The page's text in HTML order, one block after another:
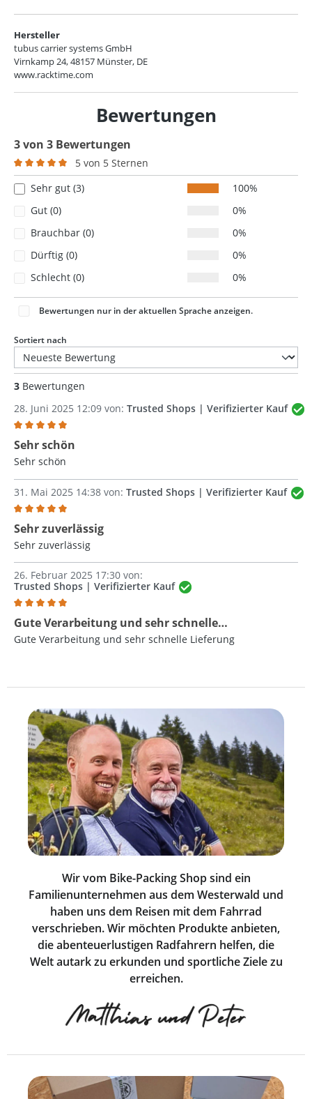
Hersteller
tubus carrier systems GmbH
Virnkamp 24, 48157 Münster, DE
www.racktime.com
Bewertungen
3 von 3 Bewertungen
Durchschnittliche Bewertung von 5 von 5 Sternen
5 von 5 Sternen
Sehr gut (3)
100%
Gut (0)
0%
Brauchbar (0)
0%
Dürftig (0)
0%
Schlecht (0)
0%
Bewertungen nur in der aktuellen Sprache anzeigen.
Sortiert nach
3 Bewertungen
28. Juni 2025 12:09 von: Trusted Shops | Verifizierter Kauf
Bewertung mit 5 von 5 Sternen
Sehr schön
Sehr schön
31. Mai 2025 14:38 von: Trusted Shops | Verifizierter Kauf
Bewertung mit 5 von 5 Sternen
Sehr zuverlässig
Sehr zuverlässig
26. Februar 2025 17:30 von:
Trusted Shops | Verifizierter Kauf
Bewertung mit 5 von 5 Sternen
Gute Verarbeitung und sehr schnelle…
Gute Verarbeitung und sehr schnelle Lieferung
Wir vom Bike-Packing Shop sind ein
Familienunternehmen aus dem Westerwald und
haben uns dem Reisen mit dem Fahrrad
verschrieben. Wir möchten Produkte anbieten,
die abenteuerlustigen Radfahrern helfen, die
Welt autark zu erkunden und sportliche Ziele zu
erreichen.